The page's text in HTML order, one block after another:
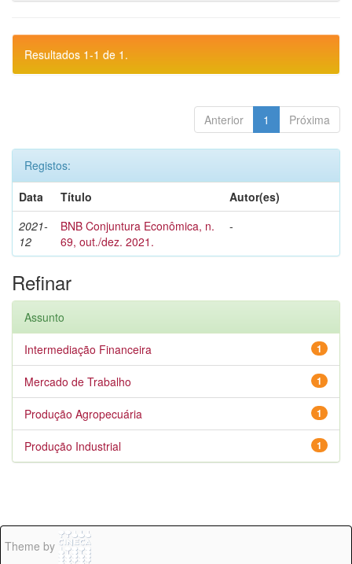
Resultados 1-1 de 1.
Anterior 1 Próxima
Registos:
Data
Título
Autor(es)
2021-
12
BNB Conjuntura Econômica, n.
69, out./dez. 2021.
-
Refinar
Assunto
1
Intermediação Financeira
1
Mercado de Trabalho
1
Produção Agropecuária
1
Produção Industrial
Theme by